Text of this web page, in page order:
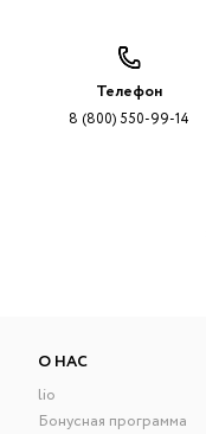
Телефон
8 (800) 550-99-14
О НАС
lio
Бонусная программа